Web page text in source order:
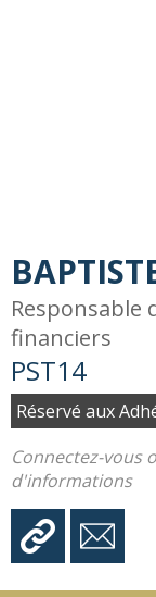
Responsable
financiers
PST14
Réservé aux
Connectez-vous
d'informations